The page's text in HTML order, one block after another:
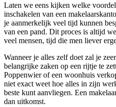
Laten we eens kijken welke
inschakelen van een
je aanmerkelijk veel tijd kunnen
van een pand. Dit proces is altijd
veel mensen, tijd die men liever
Wanneer je alles zelf doet zal je
belangrijke zaken op een rijtje te
Poppenwier of een woonhuis
niet exact weet hoe alles in zijn
beste kunt aanvliegen. Een
dan uitkomst.